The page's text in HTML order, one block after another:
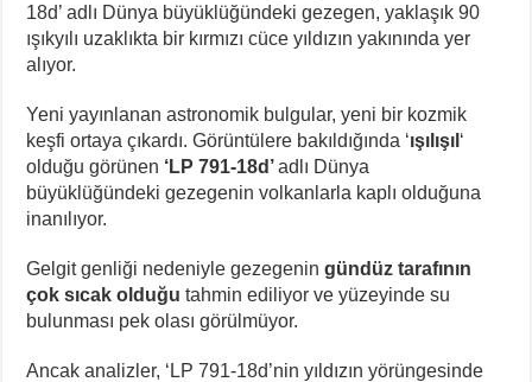
18d’ adlı Dünya büyüklüğündeki gezegen, yaklaşık 90
ışıkyılı uzaklıkta bir kırmızı cüce yıldızın yakınında yer
alıyor.
Yeni yayınlanan astronomik bulgular, yeni bir kozmik
keşfi ortaya çıkardı. Görüntülere bakıldığında ‘ışılışıl ‘
olduğu görünen ‘LP 791-18d’adlı Dünya
büyüklüğündeki gezegenin volkanlarla kaplı olduğuna
inanılıyor.
Gelgit genliği nedeniyle gezegenin gündüz tarafının
çok sıcak olduğu tahmin ediliyor ve yüzeyinde su
bulunması pek olası görülmüyor.
Ancak analizler, ‘LP 791-18d’nin yıldızın yörüngesinde